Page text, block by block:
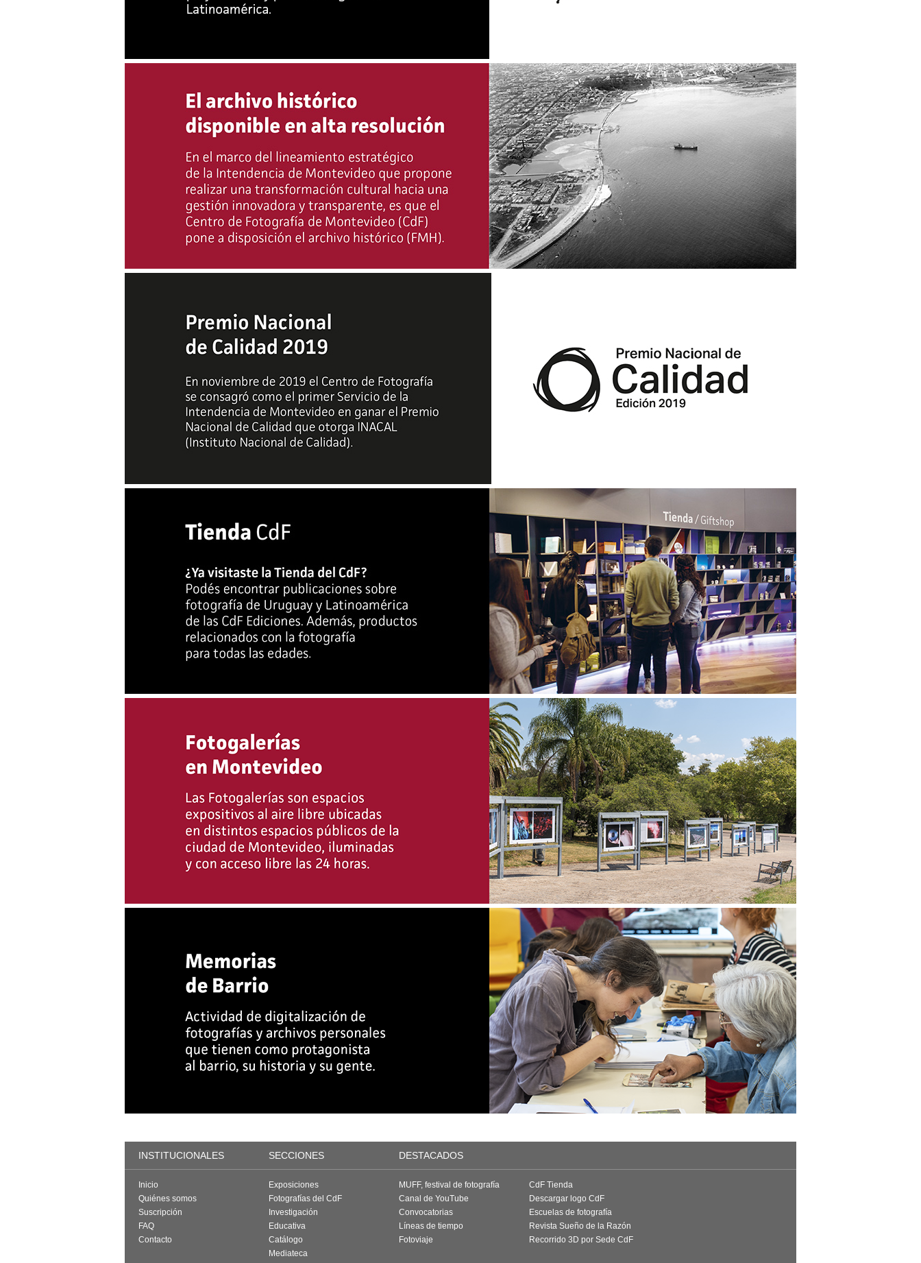
INSTITUCIONALES SECCIONES DESTACADOS
Inicio
Quiénes somos
Suscripción
FAQ
Contacto
Exposiciones
Fotografías del CdF
Investigación
Educativa
Catálogo
Mediateca
MUFF, festival de fotografía
Canal de YouTube
Convocatorias
Líneas de tiempo
Fotoviaje
CdF Tienda
Descargar logo CdF
Escuelas de fotografía
Revista Sueño de la Razón
Recorrido 3D por Sede CdF